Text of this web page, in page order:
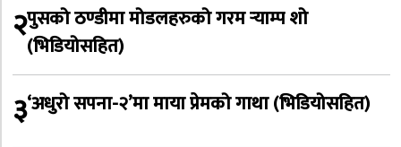
२पुसको ठण्डीमा मोडलहरुको गरम र्‍याम्प शो
(भिडियोसहित)
३‘अधुरो सपना-२’मा माया प्रेमको गाथा (भिडियोसहित)